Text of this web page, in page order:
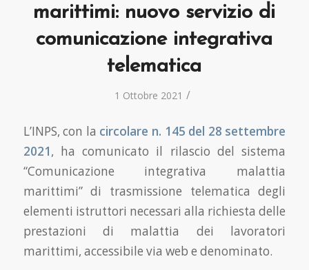
marittimi: nuovo servizio di
comunicazione integrativa
telematica
1 Ottobre 2021 /
L’INPS, con la circolare n. 145 del 28 settembre
2021, ha comunicato il rilascio del sistema
“Comunicazione integrativa malattia
marittimi” di trasmissione telematica degli
elementi istruttori necessari alla richiesta delle
prestazioni di malattia dei lavoratori
marittimi, accessibile via web e denominato.